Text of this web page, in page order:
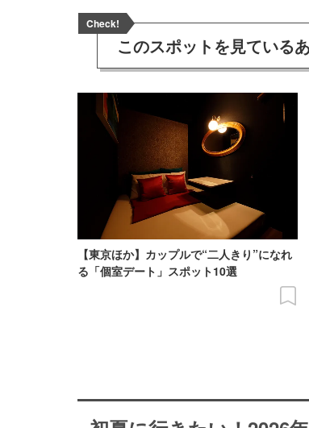
Check!
このスポットを見ている
【東京ほか】カップルで“二人きり”になれ
る「個室デート」スポット10選